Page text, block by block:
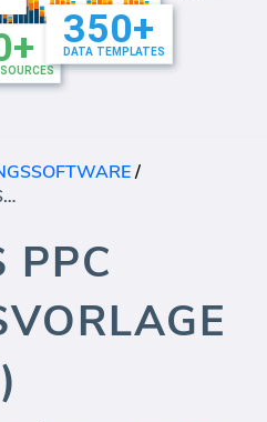
/
BING ADS PPC BERICHTSVORLAGE (BERICHT)
PPC